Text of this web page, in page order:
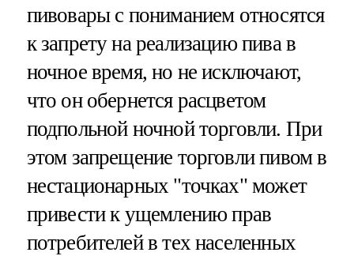
пивовары с пониманием относятся
к запрету на реализацию пива в
ночное время, но не исключают,
что он обернется расцветом
подпольной ночной торговли. При
этом запрещение торговли пивом в
нестационарных "точках" может
привести к ущемлению прав
потребителей в тех населенных